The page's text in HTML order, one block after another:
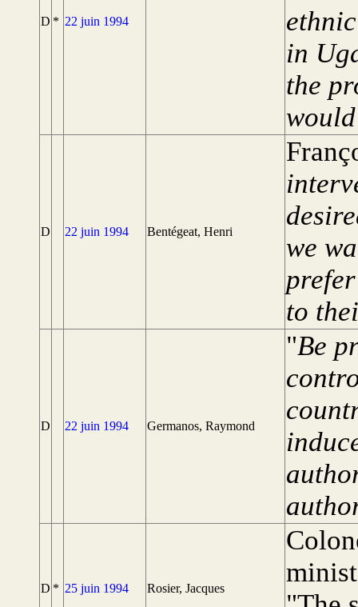
D * 22 juin 1994
in
the
D 22 juin 1994 Bentégeat, Henri
we
to
D 22 juin 1994 Germanos, Raymond
"Be
D * 25 juin 1994 Rosier, Jacques